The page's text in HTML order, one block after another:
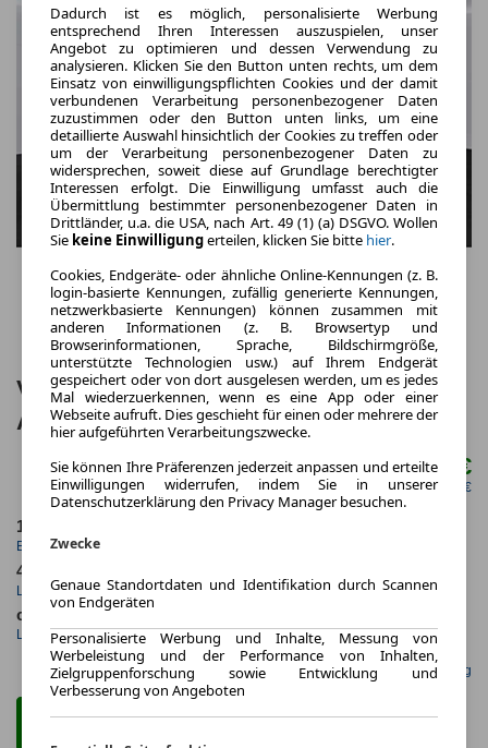
Volkswagen Golf VIII Variant Life DSG
ACC NAVI SHZ LED PDC
ab mtl.169,00 €
netto mtl. 142,02 €
10.2023
Erstzulassung
48 Monate
Laufzeit Kilometerstand
ca. 96 kW (130 PS)
Leistung Kraftstoff
Gefunden auf Null Leasing
Dadurch ist es möglich, personalisierte Werbung
entsprechend Ihren Interessen auszuspielen, unser
Angebot zu optimieren und dessen Verwendung zu
analysieren. Klicken Sie den Button unten rechts, um dem
Einsatz von einwilligungspflichten Cookies und der damit
verbundenen Verarbeitung personenbezogener Daten
zuzustimmen oder den Button unten links, um eine
detaillierte Auswahl hinsichtlich der Cookies zu treffen oder
um der Verarbeitung personenbezogener Daten zu
widersprechen, soweit diese auf Grundlage berechtigter
Interessen erfolgt. Die Einwilligung umfasst auch die
Übermittlung bestimmter personenbezogener Daten in
Drittländer, u.a. die USA, nach Art. 49 (1) (a) DSGVO. Wollen
Sie keine Einwilligungerteilen, klicken Sie bitte hier.
Cookies, Endgeräte- oder ähnliche Online-Kennungen (z. B.
login-basierte Kennungen, zufällig generierte Kennungen,
netzwerkbasierte Kennungen) können zusammen mit
anderen Informationen (z. B. Browsertyp und
Browserinformationen, Sprache, Bildschirmgröße,
unterstützte Technologien usw.) auf Ihrem Endgerät
gespeichert oder von dort ausgelesen werden, um es jedes
Mal wiederzuerkennen, wenn es eine App oder einer
Webseite aufruft. Dies geschieht für einen oder mehrere der
hier aufgeführten Verarbeitungszwecke.
Sie können Ihre Präferenzen jederzeit anpassen und erteilte
Einwilligungen widerrufen, indem Sie in unserer
Datenschutzerklärung den Privacy Manager besuchen.
Zwecke
Genaue Standortdaten und Identifikation durch Scannen
von Endgeräten
Personalisierte Werbung und Inhalte, Messung von
Werbeleistung und der Performance von Inhalten,
Zielgruppenforschung sowie Entwicklung und
Verbesserung von Angeboten